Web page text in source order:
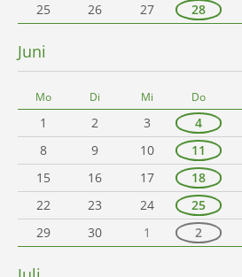
25
26 27 28
Juni
Mo Di Mi Do
1 2 3 4
8
9 10 11
15
16 17 18
22
23 24 25
29
30 1 2